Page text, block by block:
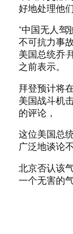
好地处理他
“中国无人驾
不可抗力事
美国总统乔·
之前表示。
拜登预计将
美国战斗机
的评论，
这位美国总
广泛地谈论
北京否认该
一个无害的